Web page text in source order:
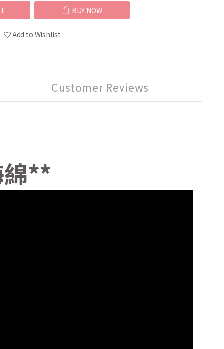
BUY NOW
Add to Wishlist
Customer Reviews
綿**